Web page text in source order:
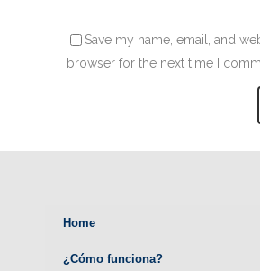
Save my name, email, and
browser for the next time I
Home
¿Cómo funciona?